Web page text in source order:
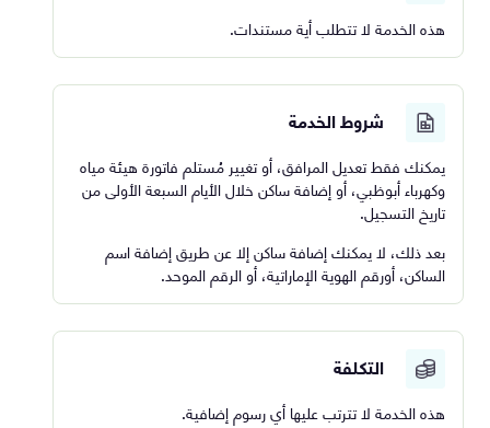
هذه الخدمة لا تتطلب أية مستندات.
شروط الخدمة
يمكنك فقط تعديل المرافق، أو تغيير مُستلم فاتورة هيئة مياه
وكهرباء أبوظبي، أو إضافة ساكن خلال الأيام السبعة الأولى من
تاريخ التسجيل.
بعد ذلك، لا يمكنك إضافة ساكن إلا عن طريق إضافة اسم
الساكن، أورقم الهوية الإماراتية، أو الرقم الموحد.
التكلفة
هذه الخدمة لا تترتب عليها أي رسوم إضافية.